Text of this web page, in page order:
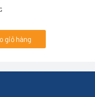
giỏ hàng